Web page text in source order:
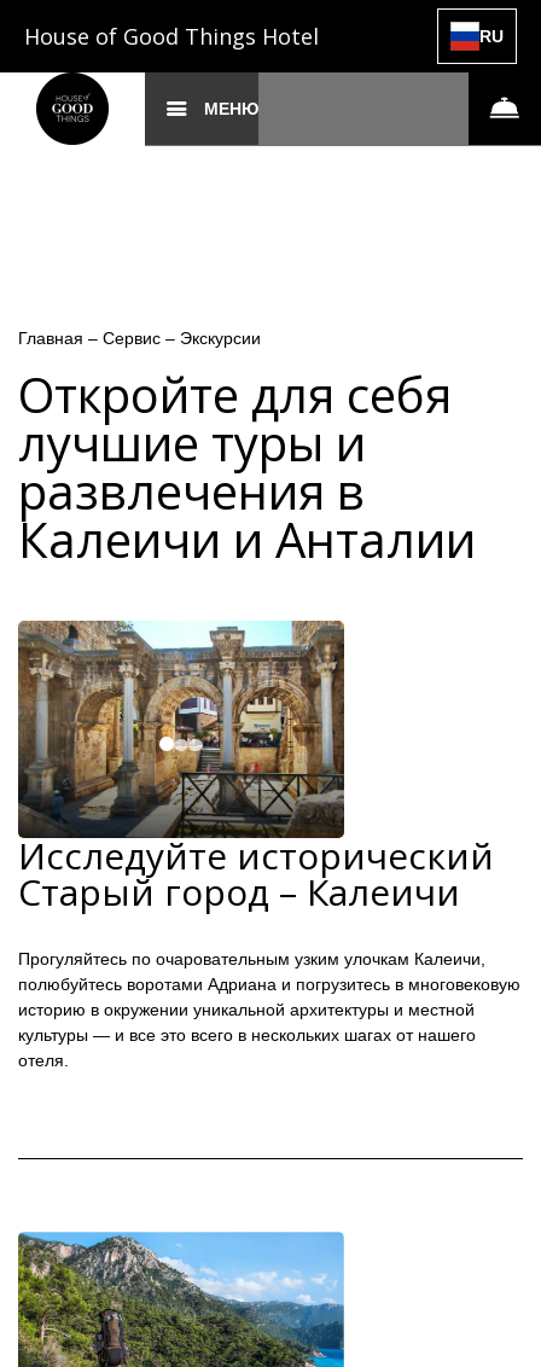
House of Good Things Hotel RU
МЕНЮ
Главная – Сервис – Экскурсии
Откройте для себя
лучшие туры и
развлечения в
Калеичи и Анталии
Исследуйте исторический
Старый город – Калеичи
Прогуляйтесь по очаровательным узким улочкам Калеичи,
полюбуйтесь воротами Адриана и погрузитесь в многовековую
историю в окружении уникальной архитектуры и местной
культуры — и все это всего в нескольких шагах от нашего
отеля.